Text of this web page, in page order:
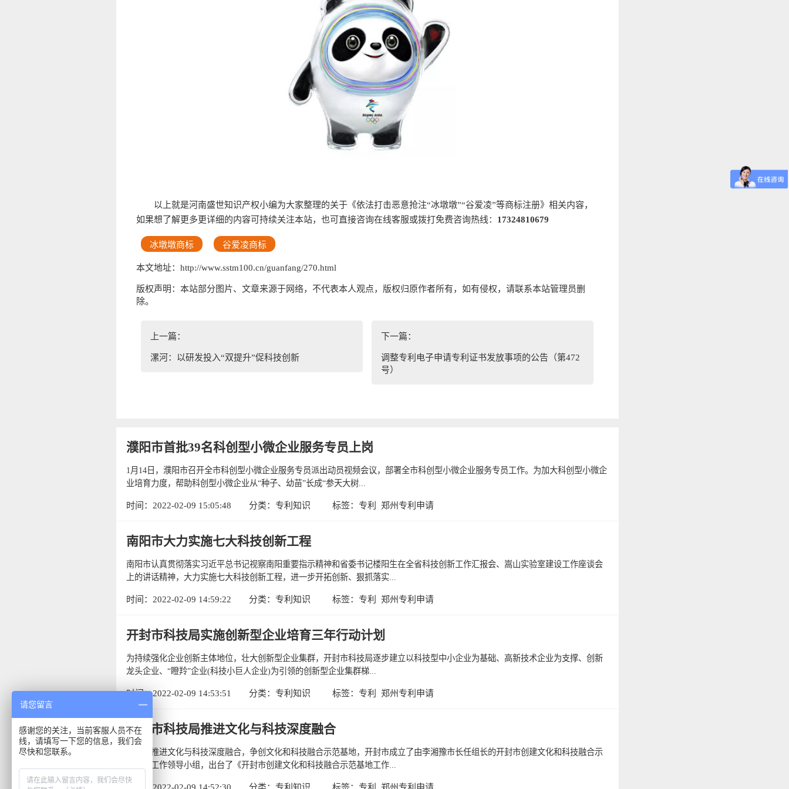
以上就是河南盛世知识产权小编为大家整理的关于《依法打击恶意抢注“冰墩墩”“谷爱凌”等商标注册》相关内容，
如果想了解更多更详细的内容可持续关注本站，也可直接咨询在线客服或拨打免费咨询热线： 17324810679
冰墩墩商标 谷爱凌商标
本文地址：http://www.sstm100.cn/guanfang/270.html
版权声明：本站部分图片、文章来源于网络，不代表本人观点，版权归原作者所有，如有侵权，请联系本站管理员删
除。
上一篇：
漯河：以研发投入“双提升”促科技创新
下一篇：
调整专利电子申请专利证书发放事项的公告（第472
号）
濮阳市首批39名科创型小微企业服务专员上岗
1月14日，濮阳市召开全市科创型小微企业服务专员派出动员视频会议，部署全市科创型小微企业服务专员工作。为加大科创型小微企
业培育力度，帮助科创型小微企业从“种子、幼苗”长成“参天大树...
时间：2022-02-09 15:05:48 分类： 专利知识 标签：专利 郑州专利申请
南阳市大力实施七大科技创新工程
南阳市认真贯彻落实习近平总书记视察南阳重要指示精神和省委书记楼阳生在全省科技创新工作汇报会、嵩山实验室建设工作座谈会
上的讲话精神，大力实施七大科技创新工程，进一步开拓创新、狠抓落实...
时间：2022-02-09 14:59:22 分类： 专利知识 标签：专利 郑州专利申请
开封市科技局实施创新型企业培育三年行动计划
为持续强化企业创新主体地位，壮大创新型企业集群，开封市科技局逐步建立以科技型中小企业为基础、高新技术企业为支撑、创新
龙头企业、“瞪羚”企业(科技小巨人企业)为引领的创新型企业集群梯...
时间：2022-02-09 14:53:51 分类： 专利知识 标签：专利 郑州专利申请
开封市科技局推进文化与科技深度融合
为深入推进文化与科技深度融合，争创文化和科技融合示范基地，开封市成立了由李湘豫市长任组长的开封市创建文化和科技融合示
范基地工作领导小组，出台了《开封市创建文化和科技融合示范基地工作...
请您留言
感谢您的关注，当前客服人员不在
线，请填写一下您的信息，我们会
尽快和您联系。